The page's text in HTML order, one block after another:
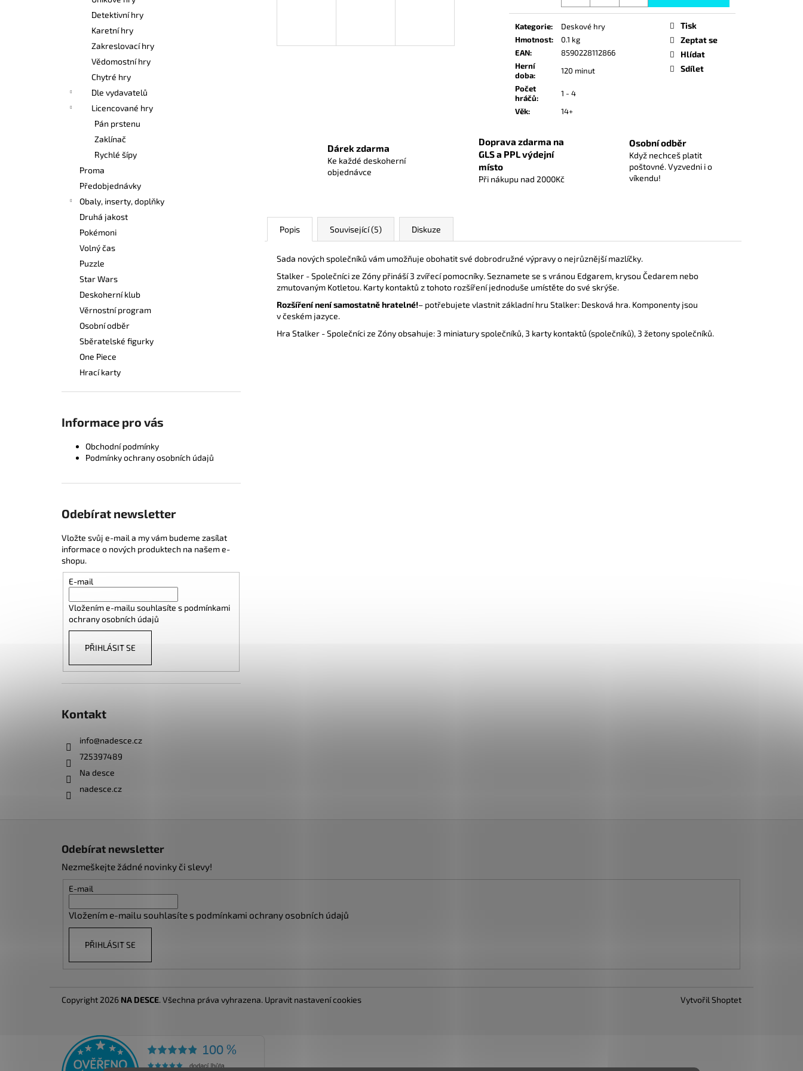
Detektivní hry
Karetní hry
Zakreslovací hry
Vědomostní hry
Chytré hry
Dle vydavatelů
Licencované hry
Pán prstenu
Zaklínač
Rychlé šípy
Proma
Předobjednávky
Obaly, inserty, doplňky
Druhá jakost
Pokémoni
Volný čas
Puzzle
Star Wars
Deskoherní klub
Věrnostní program
Osobní odběr
Sběratelské figurky
One Piece
Hrací karty
Informace pro vás
Obchodní podmínky
Podmínky ochrany osobních údajů
Odebírat newsletter
Vložte svůj e-mail a my vám budeme zasílat
informace o nových produktech na našem e-
shopu.
E-mail
Vložením e-mailu souhlasíte s podmínkami
ochrany osobních údajů
PŘIHLÁSIT SE
Kontakt
info@nadesce.cz
725397489
Na desce
nadesce.cz
Kategorie:
Deskové hry
Hmotnost:
0.1 kg
EAN:
8590228112866
Herní
doba:
120 minut
Počet
hráčů:
1 - 4
Věk: 14+
Tisk
Zeptat se
Hlídat
Sdílet
Dárek zdarma
Ke každé deskoherní
objednávce
Doprava zdarma na
GLS a PPL výdejní
místo
Při nákupu nad 2000Kč
Osobní odběr
Když nechceš platit
poštovné. Vyzvedni i o
víkendu!
Popis Související (5) Diskuze
Sada nových společníků vám umožňuje obohatit své dobrodružné výpravy o nejrůznější mazlíčky.
Stalker - Společníci ze Zóny přináší 3 zvířecí pomocníky. Seznamete se s vránou Edgarem, krysou Čedarem nebo
zmutovaným Kotletou. Karty kontaktů z tohoto rozšíření jednoduše umístěte do své skrýše.
Rozšíření není samostatně hratelné!– potřebujete vlastnitzákladní hru Stalker: Desková hra. Komponenty jsou
v českém jazyce.
Hra Stalker - Společníci ze Zóny obsahuje: 3 miniatury společníků, 3 karty kontaktů (společníků), 3 žetony společníků.
POKÉMON TCG: FIRST PARTNER
ILLUSTRATION COLLECTION - SERIES 3
1 099 Kč
CARCASSONNE: ZÁKLADNÍ HRA
Odebírat newsletter
Nezmeškejte žádné novinky či slevy!
E-mail
Vložením e-mailu souhlasíte s podmínkami ochrany osobních údajů
PŘIHLÁSIT SE
Vytvořil Shoptet
Copyright 2026 NA DESCE. Všechna práva vyhrazena. Upravit nastavení cookies